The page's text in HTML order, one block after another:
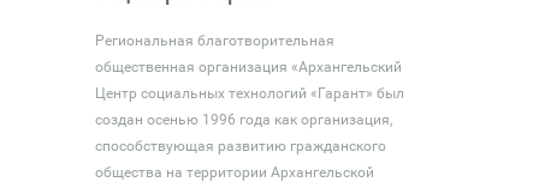
Региональная благотворительная
общественная организация «Архангельский
Центр социальных технологий «Гарант» был
создан осенью 1996 года как организация,
способствующая развитию гражданского
общества на территории Архангельской